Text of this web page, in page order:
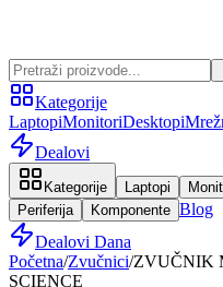
Kategorije
LaptopiMonitoriDesktopi
Dealovi
Kategorije Laptopi
Periferija
Komponente Blog
Dealovi Dana
Početna/Zvučnici/ZVUČNIK
SCIENCE